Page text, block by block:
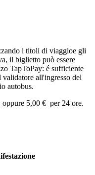
i titoli di viaggioe gli
il biglietto può essere
TapToPay: é sufficiente
validatore all'ingresso del
autobus.
5,00 € per 24 ore.